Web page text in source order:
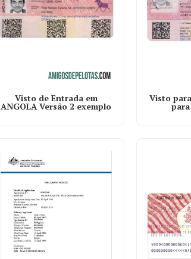
Visto de Entrada em
ANGOLA Versão 2 exemplo
Visto